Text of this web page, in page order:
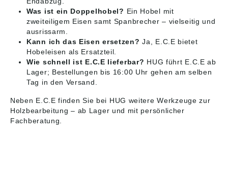
Was ist ein Doppelhobel? Ein Hobel mit
zweiteiligem Eisen samt Spanbrecher – vielseitig und
ausrissarm.
Kann ich das Eisen ersetzen? Ja, E.C.E bietet
Hobeleisen als Ersatzteil.
Wie schnell ist E.C.E lieferbar? HUG führt E.C.E ab
Lager; Bestellungen bis 16:00 Uhr gehen am selben
Tag in den Versand.
Neben E.C.E finden Sie bei HUG weitere Werkzeuge zur
Holzbearbeitung – ab Lager und mit persönlicher
Fachberatung.